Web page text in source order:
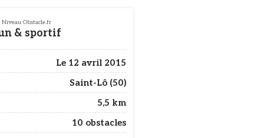
Niveau Obstacle.fr
& sportif
Le 12 avril 2015
Saint-Lô (50)
5,5 km
10 obstacles